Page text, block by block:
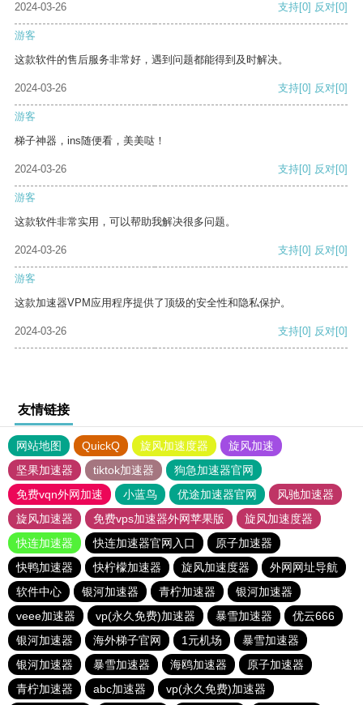
2024-03-26 支持[0] 反对[0]
游客
这款软件的售后服务非常好，遇到问题都能得到及时解决。
2024-03-26 支持[0] 反对[0]
游客
梯子神器，ins随便看，美美哒！
2024-03-26 支持[0] 反对[0]
游客
这款软件非常实用，可以帮助我解决很多问题。
2024-03-26 支持[0] 反对[0]
游客
这款加速器VPM应用程序提供了顶级的安全性和隐私保护。
2024-03-26 支持[0] 反对[0]
友情链接
网站地图 QuickQ 旋风加速度器
旋风加速
坚果加速器
tiktok加速器
狗急加速器官网
免费vqn外网加速
小蓝鸟 优途加速器官网
风驰加速器
旋风加速器
免费vps加速器外网苹果版
旋风加速度器
快连加速器
快连加速器官网入口
原子加速器
快鸭加速器
快柠檬加速器 旋风加速度器
外网网址导航
软件中心
银河加速器 青柠加速器
银河加速器
veee加速器
vp(永久免费)加速器 暴雪加速器
优云666
银河加速器
海外梯子官网 1元机场
暴雪加速器
银河加速器
暴雪加速器 海鸥加速器
原子加速器
青柠加速器
abc加速器 vp(永久免费)加速器